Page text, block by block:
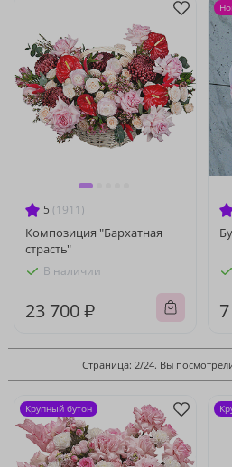
5 (1911)
Композиция "Бархатная
страсть"
В наличии
23 700 ₽
Страница: 2/24. Вы
Крупный бутон